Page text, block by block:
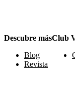
Descubre más
Blog
Revista
Club